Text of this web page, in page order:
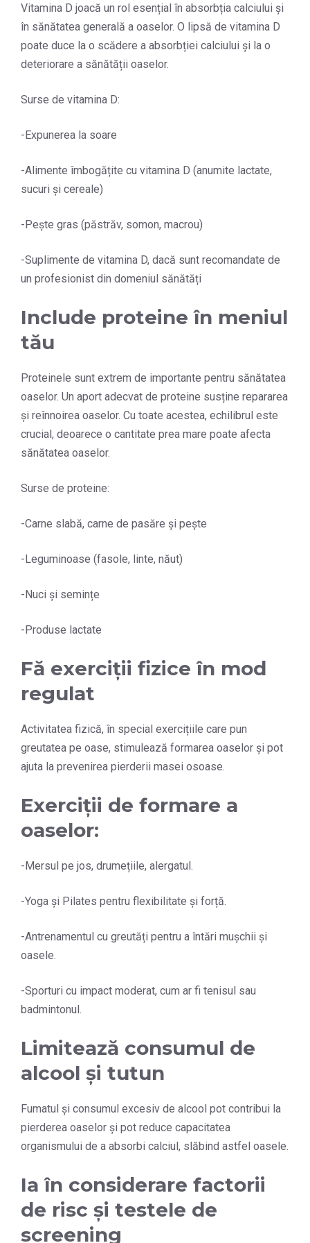
Vitamina D joacă un rol esențial în absorbția calciului și
în sănătatea generală a oaselor. O lipsă de vitamina D
poate duce la o scădere a absorbției calciului și la o
deteriorare a sănătății oaselor.
Surse de vitamina D:
-Expunerea la soare
-Alimente îmbogățite cu vitamina D (anumite lactate,
sucuri și cereale)
-Pește gras (păstrăv, somon, macrou)
-Suplimente de vitamina D, dacă sunt recomandate de
un profesionist din domeniul sănătăți
Include proteine în meniul
tău
Proteinele sunt extrem de importante pentru sănătatea
oaselor. Un aport adecvat de proteine susține repararea
și reînnoirea oaselor. Cu toate acestea, echilibrul este
crucial, deoarece o cantitate prea mare poate afecta
sănătatea oaselor.
Surse de proteine:
-Carne slabă, carne de pasăre și pește
-Leguminoase (fasole, linte, năut)
-Nuci și semințe
-Produse lactate
Fă exerciții fizice în mod
regulat
Activitatea fizică, în special exercițiile care pun
greutatea pe oase, stimulează formarea oaselor și pot
ajuta la prevenirea pierderii masei osoase.
Exerciții de formare a
oaselor:
-Mersul pe jos, drumețiile, alergatul.
-Yoga și Pilates pentru flexibilitate și forță.
-Antrenamentul cu greutăți pentru a întări mușchii și
oasele.
-Sporturi cu impact moderat, cum ar fi tenisul sau
badmintonul.
Limitează consumul de
alcool și tutun
Fumatul și consumul excesiv de alcool pot contribui la
pierderea oaselor și pot reduce capacitatea
organismului de a absorbi calciul, slăbind astfel oasele.
Ia în considerare factorii
de risc și testele de
screening